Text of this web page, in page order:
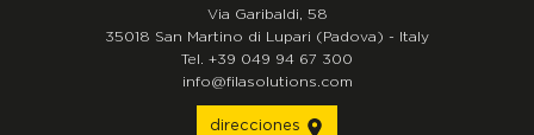
Via Garibaldi, 58
35018 San Martino di Lupari (Padova) - Italy
Tel. +39 049 94 67 300
info@filasolutions.com
direcciones